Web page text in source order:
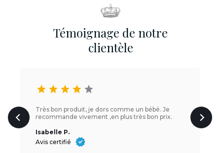
Témoignage de notre
clientèle
star star star star star
Très bon produit, je dors comme un bébé. Je
recommande vivement ,en plus très bon prix.
Isabelle P.
Avis certifié